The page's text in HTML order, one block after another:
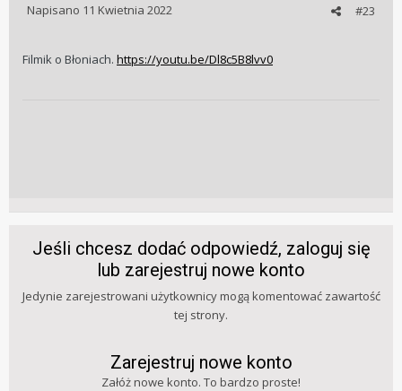
#23
Napisano 11 Kwietnia 2022
Filmik o Błoniach. https://youtu.be/Dl8c5B8lvv0
Jeśli chcesz dodać odpowiedź, zaloguj się
lub zarejestruj nowe konto
Jedynie zarejestrowani użytkownicy mogą komentować zawartość
tej strony.
Zarejestruj nowe konto
Załóż nowe konto. To bardzo proste!